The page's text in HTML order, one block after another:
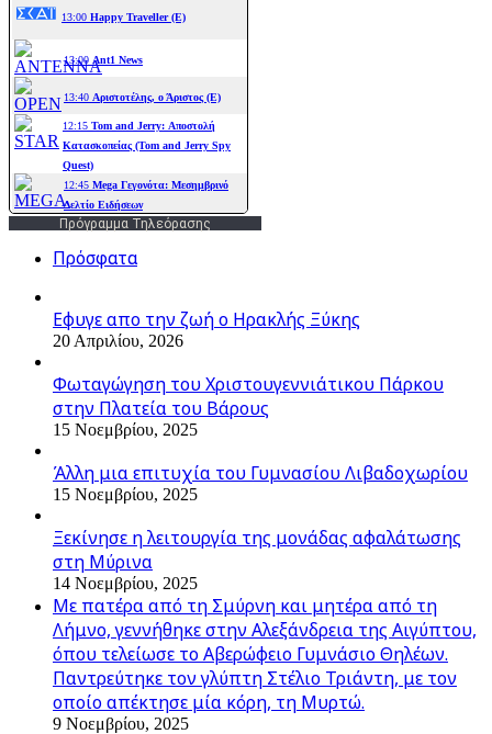
Πρόγραμμα Τηλεόρασης
Πρόσφατα
Εφυγε απο την ζωή o Ηρακλής Ξύκης
20 Απριλίου, 2026
Φωταγώγηση του Χριστουγεννιάτικου Πάρκου
στην Πλατεία του Βάρους
15 Νοεμβρίου, 2025
Άλλη μια επιτυχία του Γυμνασίου Λιβαδοχωρίου
15 Νοεμβρίου, 2025
Ξεκίνησε η λειτουργία της μονάδας αφαλάτωσης
στη Μύρινα
14 Νοεμβρίου, 2025
Με πατέρα από τη Σμύρνη και μητέρα από τη
Λήμνο, γεννήθηκε στην Αλεξάνδρεια της Αιγύπτου,
όπου τελείωσε το Αβερώφειο Γυμνάσιο Θηλέων.
Παντρεύτηκε τον γλύπτη Στέλιο Τριάντη, με τον
οποίο απέκτησε μία κόρη, τη Μυρτώ.
9 Νοεμβρίου, 2025